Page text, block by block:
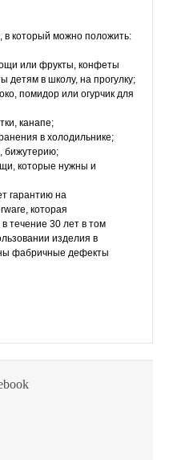
в который можно положить:
или фрукты, конфеты
детям в школу, на прогулку;
помидор или огурчик для
канапе;
в холодильнике;
бижутерию;
которые нужны и
гарантию на
которая
течение 30 лет в том
изделия в
фабричные дефекты